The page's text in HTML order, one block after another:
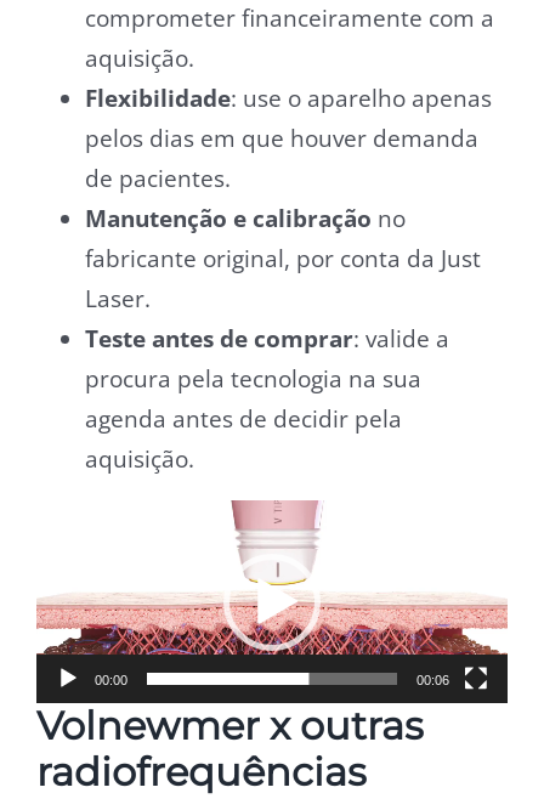
comprometer financeiramente com a
aquisição.
Flexibilidade: use o aparelho apenas
pelos dias em que houver demanda
de pacientes.
Manutenção e calibração no
fabricante original, por conta da Just
Laser.
Teste antes de comprar: valide a
procura pela tecnologia na sua
agenda antes de decidir pela
aquisição.
00:00 00:06
Volnewmer x outras
radiofrequências